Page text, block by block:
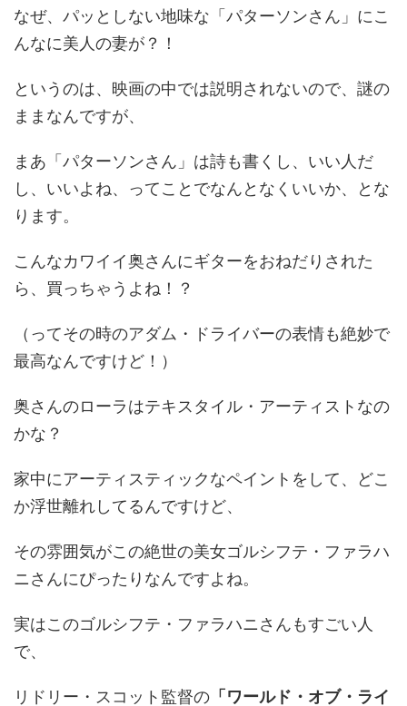
なぜ、パッとしない地味な「パターソンさん」にこ
んなに美人の妻が？！
というのは、映画の中では説明されないので、謎の
ままなんですが、
まあ「パターソンさん」は詩も書くし、いい人だ
し、いいよね、ってことでなんとなくいいか、とな
ります。
こんなカワイイ奥さんにギターをおねだりされた
ら、買っちゃうよね！？
（ってその時のアダム・ドライバーの表情も絶妙で
最高なんですけど！）
奥さんのローラはテキスタイル・アーティストなの
かな？
家中にアーティスティックなペイントをして、どこ
か浮世離れしてるんですけど、
その雰囲気がこの絶世の美女ゴルシフテ・ファラハ
ニさんにぴったりなんですよね。
実はこのゴルシフテ・ファラハニさんもすごい人
で、
リドリー・スコット監督の 「ワールド・オブ・ライ